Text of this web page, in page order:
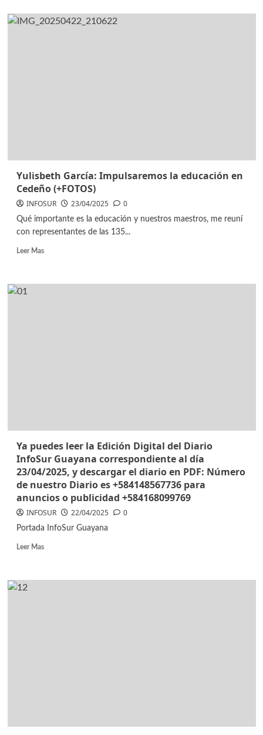
Yulisbeth García: Impulsaremos la educación en
Cedeño (+FOTOS)
INFOSUR 23/04/2025 0
Qué importante es la educación y nuestros maestros, me reuní
con representantes de las 135...
Leer Mas
Ya puedes leer la Edición Digital del Diario
InfoSur Guayana correspondiente al día
23/04/2025, y descargar el diario en PDF: Número
de nuestro Diario es +584148567736 para
anuncios o publicidad +584168099769
INFOSUR 22/04/2025 0
Portada InfoSur Guayana
Leer Mas